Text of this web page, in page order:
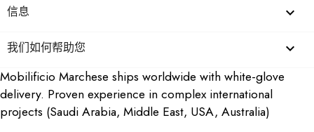
信息 
我们如何帮助您 
Mobilificio Marchese ships worldwide with white-glove
delivery. Proven experience in complex international
projects (Saudi Arabia, Middle East, USA, Australia)